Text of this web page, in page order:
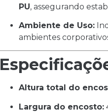
PU, assegurando
Ambiente de Uso:
ambientes
Altura total do
Largura do encosto: